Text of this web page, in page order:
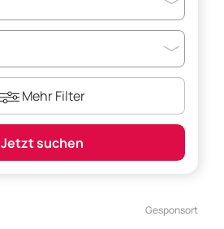
Mehr Filter
Jetzt suchen
Gesponsort